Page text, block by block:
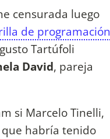
censurada luego
de programación
Tartúfoli
David, pareja
si Marcelo Tinelli,
que habría tenido